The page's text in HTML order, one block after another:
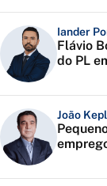
Iander
Flávio
do PL
João